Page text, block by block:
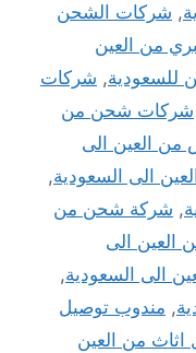
, شركات الشحن
من العين
للسعودية, شركات
شركات شحن من
العين الى
الى السعودية,
, شركة شحن من
العين الى
الى السعودية,
, مندوب توصيل
اثاث من العين